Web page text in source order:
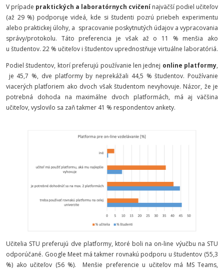
V prípade praktických a laboratórnych cvičení najväčší podiel učiteľov
(až 29 %) podporuje videá, kde si študenti pozrú priebeh experimentu
alebo praktickej úlohy, a spracovanie poskytnutých údajov a vypracovania
správy/protokolu. Táto preferencia je však až o 11 % menšia ako
u študentov. 22 % učiteľov i študentov uprednostňuje virtuálne laboratóriá.
Podiel študentov, ktorí preferujú používanie len jednej online platformy,
je 45,7 %, dve platformy by neprekážali 44,5 % študentov. Používanie
viacerých platforiem ako dvoch však študentom nevyhovuje. Názor, že je
potrebná dohoda na maximálne dvoch platformách, má aj väčšina
učiteľov, vyslovilo sa zaň takmer 41 % respondentov ankety.
Učitelia STU preferujú dve platformy, ktoré boli na on-line výučbu na STU
odporúčané. Google Meet má takmer rovnakú podporu u študentov (55,3
%) ako učiteľov (56 %).
Menšie preferencie u učiteľov má MS Teams,